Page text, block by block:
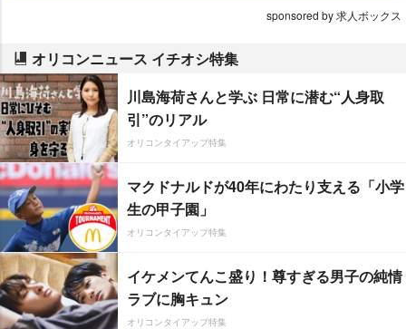
sponsored by 求人ボックス
オリコンニュース イチオシ特集
川島海荷さんと学ぶ 日常に潜む“人身取
引”のリアル
オリコンタイアップ特集
マクドナルドが40年にわたり支える「小学
生の甲子園」
オリコンタイアップ特集
イケメンてんこ盛り！尊すぎる男子の純情
ラブに胸キュン
オリコンタイアップ特集